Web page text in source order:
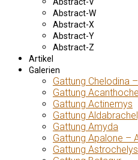
Abstract-W
Abstract-X
Abstract-Y
Abstract-Z
Artikel
Galerien
Gattung Chelodina
Gattung
Gattung Actinemys
Gattung
Gattung Amyda
Gattung Apalone –
Gattung Astrochelys